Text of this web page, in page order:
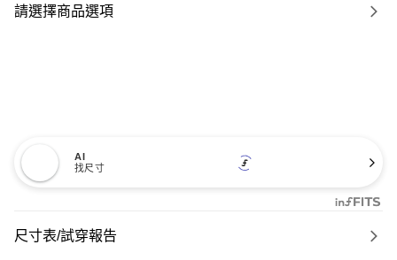
請選擇商品選項
AI
找尺寸
尺寸表/試穿報告